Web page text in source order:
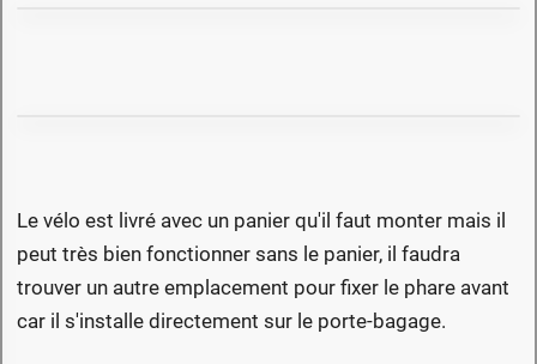
Le vélo est livré avec un panier qu'il faut monter mais il
peut très bien fonctionner sans le panier, il faudra
trouver un autre emplacement pour fixer le phare avant
car il s'installe directement sur le porte-bagage.